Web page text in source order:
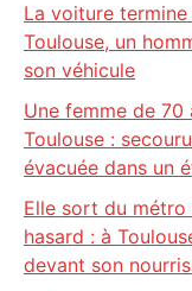
La voiture
Toulouse, un
son véhicule
Une femme de 70
Toulouse :
évacuée dans un
Elle sort du
hasard : à
devant son